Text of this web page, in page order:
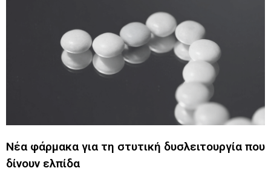
Νέα φάρμακα για τη στυτική δυσλειτουργία που
δίνουν ελπίδα